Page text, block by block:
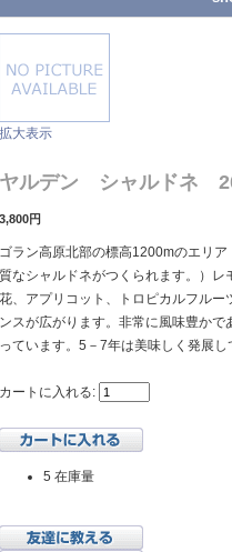
拡大表示
ヤルデン シャルドネ
3,800円
ゴラン高原北部の標高1200mのエリ
質なシャルドネがつくられます。）
花、アプリコット、トロピカルフル
ンスが広がります。非常に風味豊か
っています。5－7年は美味しく発展し
カートに入れる:
5 在庫量